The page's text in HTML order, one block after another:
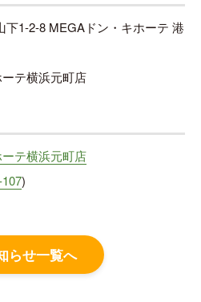
下1-2-8 MEGAドン・キホーテ 港
テ横浜元町店
テ横浜元町店
)
らせ一覧へ